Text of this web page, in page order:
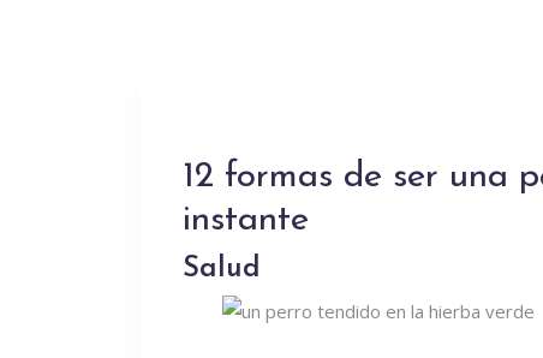
12 formas de ser una
instante
Salud